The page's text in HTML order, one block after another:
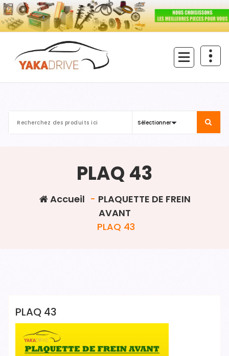
Aller
au
contenu
PLAQ 43
Accueil - PLAQUETTE DE FREIN
AVANT
PLAQ 43
PLAQ 43